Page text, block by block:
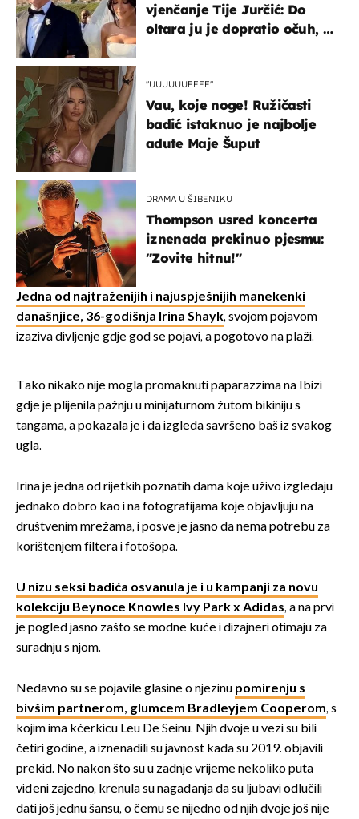
vjenčanje Tije Jurčić: Do
oltara ju je dopratio očuh, a
"UUUUUUFFFF"
Vau, koje noge! Ružičasti
badić istaknuo je najbolje
adute Maje Šuput
DRAMA U ŠIBENIKU
Thompson usred koncerta
iznenada prekinuo pjesmu:
"Zovite hitnu!"
Jedna od najtraženijih i najuspješnijih manekenki
današnjice, 36-godišnja Irina Shayk, svojom pojavom
izaziva divljenje gdje god se pojavi, a pogotovo na plaži.
Tako nikako nije mogla promaknuti paparazzima na Ibizi
gdje je plijenila pažnju u minijaturnom žutom bikiniju s
tangama, a pokazala je i da izgleda savršeno baš iz svakog
ugla.
Irina je jedna od rijetkih poznatih dama koje uživo izgledaju
jednako dobro kao i na fotografijama koje objavljuju na
društvenim mrežama, i posve je jasno da nema potrebu za
korištenjem filtera i fotošopa.
U nizu seksi badića osvanula je i u kampanji za novu
kolekciju Beynoce Knowles Ivy Park x Adidas, a na prvi
je pogled jasno zašto se modne kuće i dizajneri otimaju za
suradnju s njom.
Nedavno su se pojavile glasine o njezinu pomirenju s
bivšim partnerom, glumcem Bradleyjem Cooperom, s
kojim ima kćerkicu Leu De Seinu. Njih dvoje u vezi su bili
četiri godine, a iznenadili su javnost kada su 2019. objavili
prekid. No nakon što su u zadnje vrijeme nekoliko puta
viđeni zajedno, krenula su nagađanja da su ljubavi odlučili
dati još jednu šansu, o čemu se nijedno od njih dvoje još nije